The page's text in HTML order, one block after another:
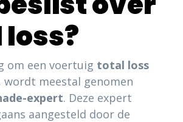
om een voertuig total loss
wordt meestal genomen
expert. Deze expert
aangesteld door de